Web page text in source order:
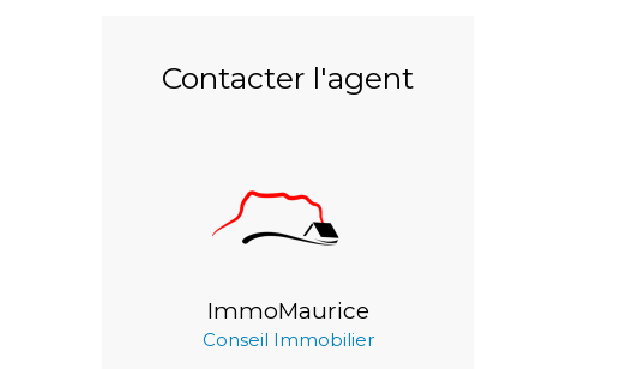
Contacter l'agent
ImmoMaurice
Conseil Immobilier